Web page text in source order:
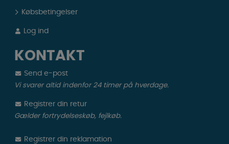
Købsbetingelser
Log ind
KONTAKT
Send e-post
Vi svarer altid indenfor 24 timer på hverdage.
Registrer din retur
Gælder fortrydelseskøb, fejlkøb.
Registrer din reklamation